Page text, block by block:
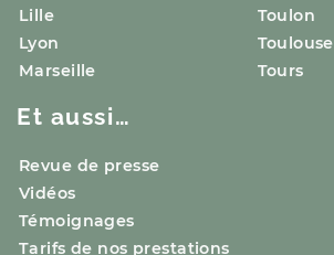
Lille
Lyon
Marseille
Toulon
Toulouse
Tours
Et aussi…
Revue de presse
Vidéos
Témoignages
Tarifs de nos prestations